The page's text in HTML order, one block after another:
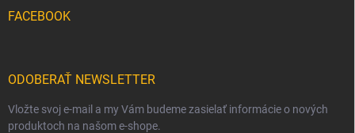
FACEBOOK
ODOBERAŤ NEWSLETTER
Vložte svoj e-mail a my Vám budeme zasielať informácie o nových
produktoch na našom e-shope.